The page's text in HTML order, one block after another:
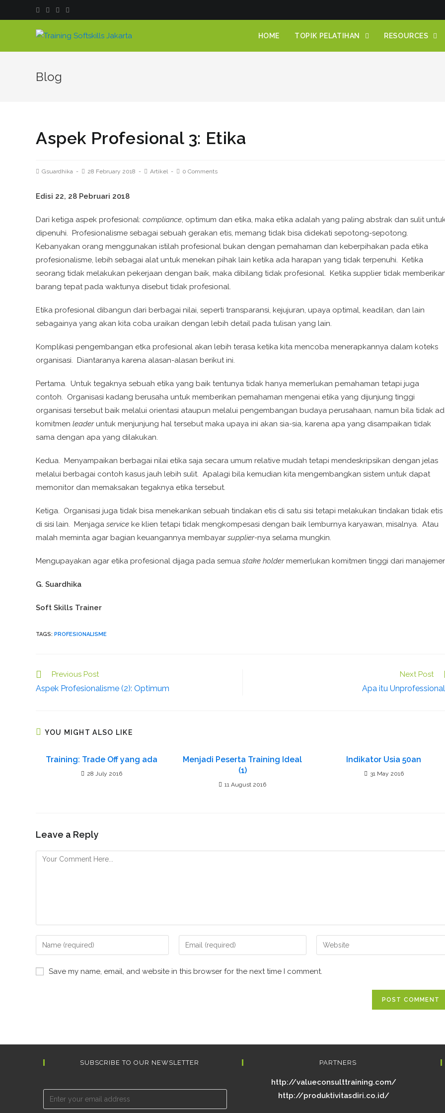
HOME TOPIK PELATIHAN RESOURCES
Blog
Aspek Profesional 3: Etika
Gsuardhika 28 February 2018 Artikel 0 Comments
Edisi 22, 28 Pebruari 2018
Dari ketiga aspek profesional: compliance, optimum dan etika, maka etika adalah yang paling abstrak dan sulit
dipenuhi. Profesionalisme sebagai sebuah gerakan etis, memang tidak bisa didekati sepotong-sepotong.
Kebanyakan orang menggunakan istilah profesional bukan dengan pemahaman dan keberpihakan pada etika
profesionalisme, lebih sebagai alat untuk menekan pihak lain ketika ada harapan yang tidak terpenuhi. Ketika
seorang tidak melakukan pekerjaan dengan baik, maka dibilang tidak profesional. Ketika supplier tidak
barang tepat pada waktunya disebut tidak profesional.
Etika profesional dibangun dari berbagai nilai, seperti transparansi, kejujuran, upaya optimal, keadilan, dan lain
sebagainya yang akan kita coba uraikan dengan lebih detail pada tulisan yang lain.
Komplikasi pengembangan etka profesional akan lebih terasa ketika kita mencoba menerapkannya dalam koteks
organisasi. Diantaranya karena alasan-alasan berikut ini.
Pertama. Untuk tegaknya sebuah etika yang baik tentunya tidak hanya memerlukan pemahaman tetapi juga
contoh. Organisasi kadang berusaha untuk memberikan pemahaman mengenai etika yang dijunjung tinggi
organisasi tersebut baik melalui orientasi ataupun melalui pengembangan budaya perusahaan, namun bila tidak
komitmen leaderuntuk menjunjung hal tersebut maka upaya ini akan sia-sia, karena apa yang disampaikan tidak
sama dengan apa yang dilakukan.
Kedua. Menyampaikan berbagai nilai etika saja secara umum relative mudah tetapi mendeskripsikan dengan jelas
melalui berbagai contoh kasus jauh lebih sulit. Apalagi bila kemudian kita mengembangkan sistem untuk dapat
memonitor dan memaksakan tegaknya etika tersebut.
Ketiga. Organisasi juga tidak bisa menekankan sebuah tindakan etis di satu sisi tetapi melakukan tindakan tidak etis
di sisi lain. Menjaga service ke klien tetapi tidak mengkompesasi dengan baik lemburnya karyawan, misalnya. Atau
malah meminta agar bagian keuangannya membayar supplier-nya selama mungkin.
Mengupayakan agar etika profesional dijaga pada semua stake holdermemerlukan komitmen tinggi dari
G. Suardhika
Soft Skills Trainer
TAGS: PROFESIONALISME
C
o
i
d
Previous Post
Aspek Profesionalisme (2): Optimum
Next Post
Apa itu
YOU MIGHT ALSO LIKE
Training: Trade Off yang ada
28 July 2016
Menjadi Peserta Training Ideal
(1)
11 August 2016
Indikator Usia 50an
31 May 2016
Leave a Reply
Save my name, email, and website in this browser for the next time I comment.
SUBSCRIBE TO OUR NEWSLETTER PARTNERS
http://valueconsulttraining.com/
http://produktivitasdiri.co.id/